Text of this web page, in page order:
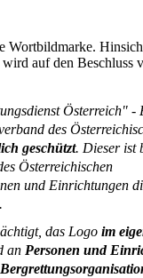
Wortbildmarke.
auf den Beschluss
Österreich" -
des
geschützt. Dieser ist
Österreichischen
und Einrichtungen
das Logo im
an Personen und